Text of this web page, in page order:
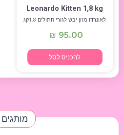
Leonardo Kitten 1,8 kg
לאונרדו מזון יבש לגורי חתולים 1.8קג
₪ 95.00
להכניס לסל
מותגים